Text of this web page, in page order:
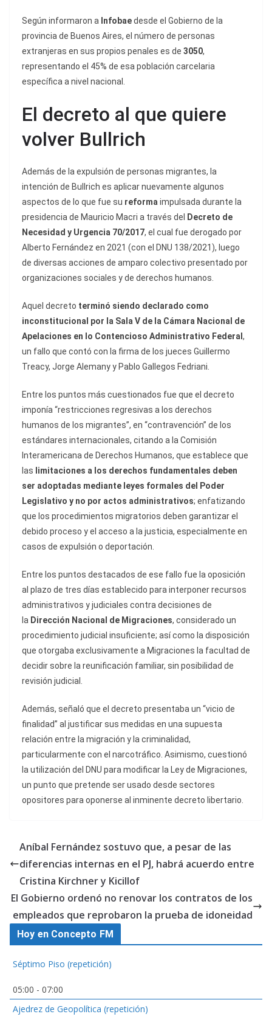
Según informaron a Infobaedesde el Gobierno de la
provincia de Buenos Aires, el número de personas
extranjeras en sus propios penales es de 3050,
representando el 45% de esa población carcelaria
específica a nivel nacional.
El decreto al que quiere
volver Bullrich
Además de la expulsión de personas migrantes, la
intención de Bullrich es aplicar nuevamente algunos
aspectos de lo que fue su reforma impulsada durante la
presidencia de Mauricio Macri a través del
Decreto de
Necesidad y Urgencia 70/2017, el cual fue derogado por
Alberto Fernández en 2021 (con el DNU 138/2021), luego
de diversas acciones de amparo colectivo presentado por
organizaciones sociales y de derechos humanos.
Aquel decreto terminó siendo declarado como
inconstitucional por la Sala V de la Cámara Nacional de
Apelaciones en lo Contencioso Administrativo Federal ,
un fallo que contó con la firma de los jueces Guillermo
Treacy, Jorge Alemany y Pablo Gallegos Fedriani.
Entre los puntos más cuestionados fue que el decreto
imponía “restricciones regresivas a los derechos
humanos de los migrantes”, en “contravención” de los
estándares internacionales, citando a la Comisión
Interamericana de Derechos Humanos, que establece que
las limitaciones a los derechos fundamentales deben
ser adoptadas mediante leyes formales del Poder
Legislativo y no por actos administrativos; enfatizando
que los procedimientos migratorios deben garantizar el
debido proceso y el acceso a la justicia, especialmente en
casos de expulsión o deportación.
Entre los puntos destacados de ese fallo fue la oposición
al plazo de tres días establecido para interponer recursos
administrativos y judiciales contra decisiones de
la Dirección Nacional de Migraciones, considerado un
procedimiento judicial insuficiente; así como la disposición
que otorgaba exclusivamente a Migraciones la facultad de
decidir sobre la reunificación familiar, sin posibilidad de
revisión judicial.
Además, señaló que el decreto presentaba un “vicio de
finalidad” al justificar sus medidas en una supuesta
relación entre la migración y la criminalidad,
particularmente con el narcotráfico. Asimismo, cuestionó
la utilización del DNU para modificar la Ley de Migraciones,
un punto que pretende ser usado desde sectores
opositores para oponerse al inminente decreto libertario.
Aníbal Fernández sostuvo que, a pesar de las
diferencias internas en el PJ, habrá acuerdo entre
Cristina Kirchner y Kicillof
El Gobierno ordenó no renovar los contratos de los
empleados que reprobaron la prueba de idoneidad
Hoy en Concepto FM
Séptimo Piso (repetición)
05:00 - 07:00
Ajedrez de Geopolítica (repetición)